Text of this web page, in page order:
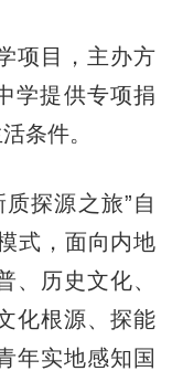
目，主办方
学提供专项捐
条件。
探源之旅”自
式，面向内地
、历史文化、
化根源、探能
年实地感知国